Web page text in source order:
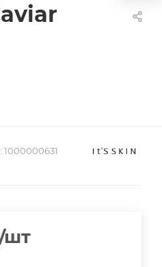
1000000631
шт